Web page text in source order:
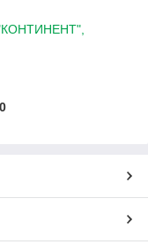
"КОНТИНЕНТ",